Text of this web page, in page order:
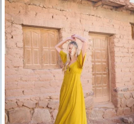
WISHLIST